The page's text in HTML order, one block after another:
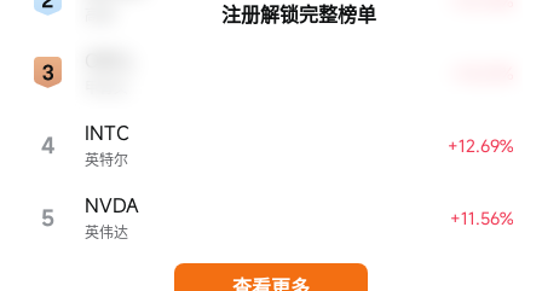
4 英特尔
INTC +12.69%
5 英伟达
NVDA +11.56%
注册解锁完整榜单